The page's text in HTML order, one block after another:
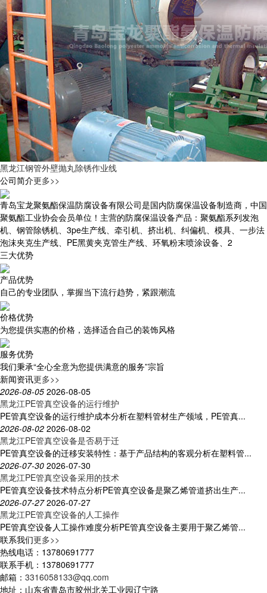
黑龙江钢管外壁抛丸除锈作业线
公司简介更多>>
青岛宝龙聚氨酯保温防腐设备有限公司是国内防腐保温设备制造商，中国
聚氨酯工业协会会员单位！主营的防腐保温设备产品：聚氨酯系列发泡
机、钢管除锈机、3pe生产线、牵引机、挤出机、纠偏机、模具、一步法
泡沫夹克生产线、PE黑黄夹克管生产线、环氧粉末喷涂设备、2
三大优势
产品优势
自己的专业团队，掌握当下流行趋势，紧跟潮流
价格优势
为您提供实惠的价格，选择适合自己的装饰风格
服务优势
我们秉承“全心全意为您提供满意的服务”宗旨
新闻资讯更多>>
2026-08-05 2026-08-05
黑龙江PE管真空设备的运行维护
PE管真空设备的运行维护成本分析在塑料管材生产领域，PE管真...
2026-08-02 2026-08-02
黑龙江PE管真空设备是否易于迁
PE管真空设备的迁移安装特性：基于产品结构的客观分析在塑料管...
2026-07-30 2026-07-30
黑龙江PE管真空设备采用的技术
PE管真空设备技术特点分析PE管真空设备是聚乙烯管道挤出生产...
2026-07-27 2026-07-27
黑龙江PE管真空设备的人工操作
PE管真空设备人工操作难度分析PE管真空设备主要用于聚乙烯管...
联系我们更多>>
热线电话：13780691777
联系手机：13780691777
邮箱： 3316058133@qq.com
地址：山东省青岛市胶州北关工业园辽宁路